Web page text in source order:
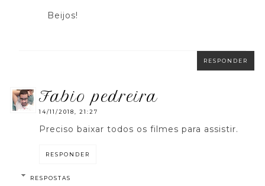
Beijos!
RESPONDER
fabio pedreira
14/11/2018, 21:27
Preciso baixar todos os filmes para assistir.
RESPONDER
RESPOSTAS